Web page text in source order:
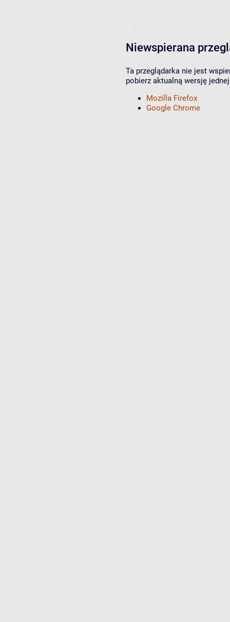
Niewspierana
Ta przeglądarka nie jest
pobierz aktualną wersję
Mozilla Firefox
Google Chrome